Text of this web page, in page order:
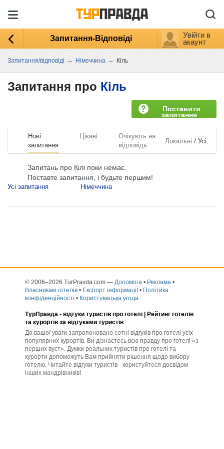
Запитання-Відповіді
Увійти в
акаунт
Запитання/відповіді → Німеччина → Кіль
Запитання про Кіль
Поставити
запитання
Нові
запитання
Цікаві
Очікують на
відповідь
Локальні / Усі.
Запитань про Кілі поки немає.
Поставте запитання, і будьте першим!
Усі запитання Німеччина
© 2006–2026 TurPravda.com — Допомога • Реклама •
Власникам готелів • Експорт інформаціЇ • Політика
конфіденційності • Користувацька угода
ТурПравда - відгуки туристів про готелі | Рейтинг готелів
та курортів за відгуками туристів
До вашої уваги запропоновано сотні відгуків про готелі усіх
популярних курортів. Ви дізнаєтесь всю правду про готелі «з
перших вуст». Думки реальних туристів про готелі та
курорти допоможуть Вам прийняти рішення щодо вибору
готелю. Читайте відгуки туристів - користуйтеся досвідом
інших мандрівників!